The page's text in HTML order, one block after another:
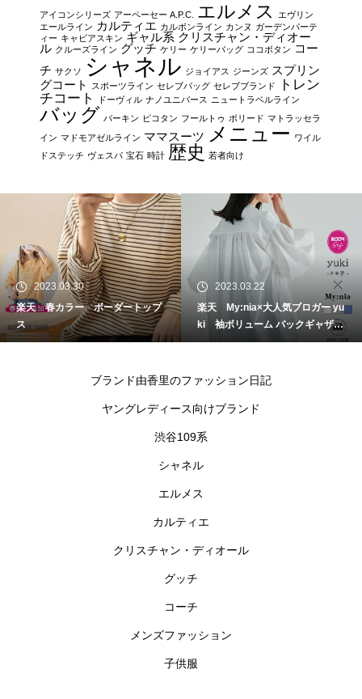
アイコンシリーズ アーペーセー A.P.C. エルメス
エヴリン
エールライン カルティエ カルボンライン カンヌ ガーデンパーテ
ィー キャビアスキン ギャル系 クリスチャン・ディオー
ル クルーズライン グッチ ケリー ケリーバッグ ココボタン コー
チ サクソ シャネル ジョイアス ジーンズ スプリン
グコート
スポーツライン セレブバッグ セレブブランド
トレン
チコート
ドーヴィル ナノユニバース ニュートラベルライン
バッグ バーキン ピコタン フールトゥ ボリード マトラッセラ
イン マドモアゼルライン ママスーツ メニュー ワイル
ドステッチ ヴェスパ 宝石 時計 歴史 若者向け
2023.03.30
楽天 春カラー ボーダートップ
ス
2023.03.22
楽天 My:nia×大人気ブロガー yu
ki 袖ボリューム バックギャザー
シャツ
ブランド由香里のファッション日記
ヤングレディース向けブランド
渋谷109系
シャネル
エルメス
カルティエ
クリスチャン・ディオール
グッチ
コーチ
メンズファッション
子供服